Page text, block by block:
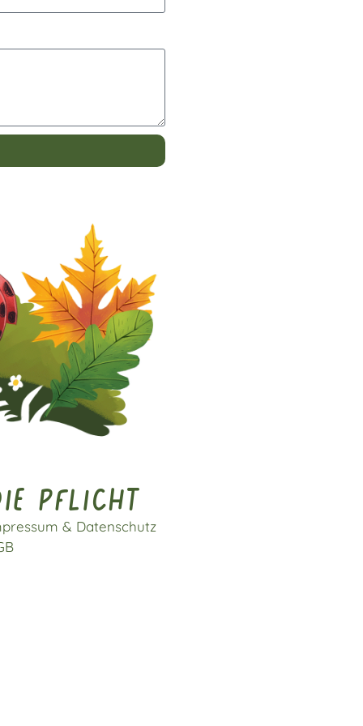
pflicht
& Datenschutz